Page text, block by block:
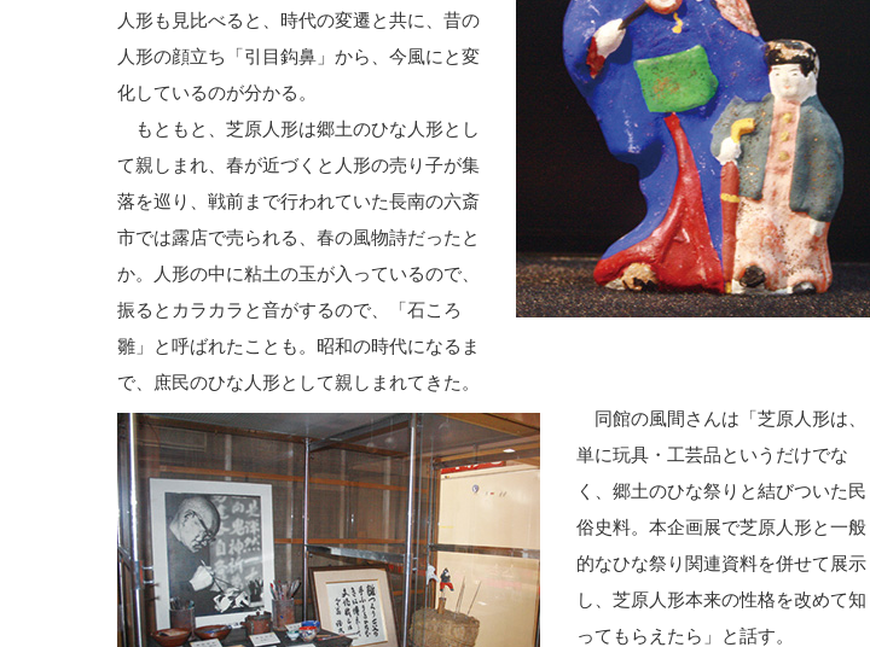
人形も見比べると、時代の変遷と共に、昔の
人形の顔立ち「引目鈎鼻」から、今風にと変
化しているのが分かる。
もともと、芝原人形は郷土のひな人形とし
て親しまれ、春が近づくと人形の売り子が集
落を巡り、戦前まで行われていた長南の六斎
市では露店で売られる、春の風物詩だったと
か。人形の中に粘土の玉が入っているので、
振るとカラカラと音がするので、「石ころ
雛」と呼ばれたことも。昭和の時代になるま
で、庶民のひな人形として親しまれてきた。
同館の風間さんは「芝原人形は、
単に玩具・工芸品というだけでな
く、郷土のひな祭りと結びついた民
俗史料。本企画展で芝原人形と一般
的なひな祭り関連資料を併せて展示
し、芝原人形本来の性格を改めて知
ってもらえたら」と話す。